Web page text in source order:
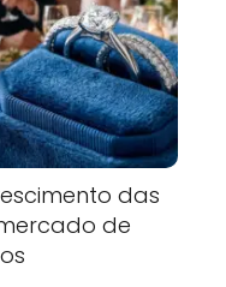
das
de